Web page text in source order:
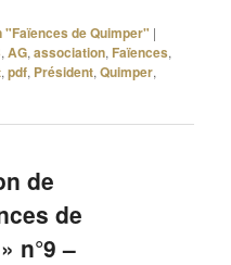
de Quimper" |
,AG,association, Faïences,
,pdf, Président,Quimper,
de
de
n°9 –